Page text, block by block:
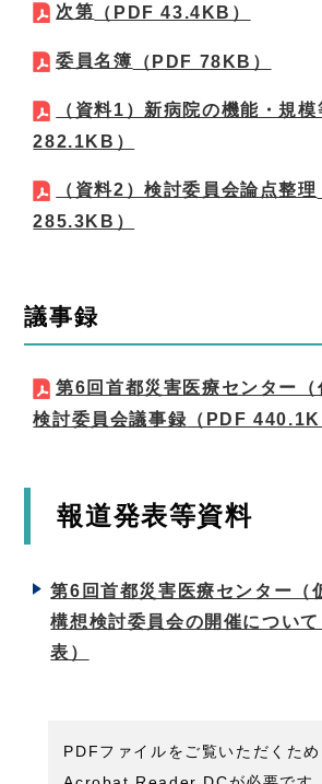
次第 （PDF 43.4KB）
委員名簿 （PDF 78KB）
（資料1）新病院の機能・規
282.1KB）
（資料2）検討委員会論点整理
285.3KB）
議事録
第6回首都災害医療センター（
検討委員会議事録 （PDF
報道発表等資料
第6回首都災害医療センター（
構想検討委員会の開催につい
表）
PDFファイルをご覧いただくた